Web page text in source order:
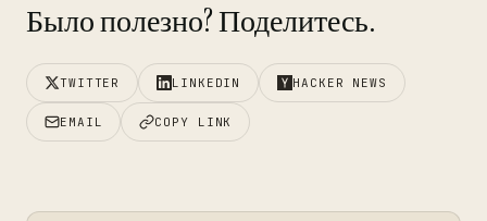
Было полезно? Поделитесь.
TWITTER LINKEDIN HACKER NEWS
EMAIL COPY LINK